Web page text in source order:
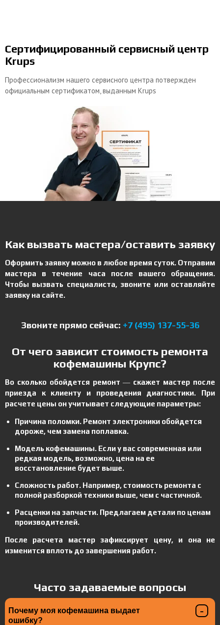
Сертифицированный сервисный центр
Krups
Профессионализм нашего сервисного центра потвержден
официальным сертификатом, выданным Krups
Как вызвать мастера/оставить заявку
Оформить заявку можно в любое время суток. Отправим
мастера в течение часа после вашего обращения.
Чтобы вызвать специалиста, звоните или оставляйте
заявку на сайте.
Звоните прямо сейчас: +7 (495) 137-55-36
От чего зависит стоимость ремонта
кофемашины Крупс?
Во сколько обойдется ремонт ― скажет мастер после
приезда к клиенту и проведения диагностики. При
расчете цены он учитывает следующие параметры:
Причина поломки. Ремонт электроники обойдется
дороже, чем замена поплавка.
Модель кофемашины. Если у вас современная или
редкая модель, возможно, цена на ее
восстановление будет выше.
Сложность работ. Например, стоимость ремонта с
полной разборкой техники выше, чем с частичной.
Расценки на запчасти. Предлагаем детали по ценам
производителей.
После расчета мастер зафиксирует цену, и она не
изменится вплоть до завершения работ.
Часто задаваемые вопросы
Почему моя кофемашина выдает
ошибку?